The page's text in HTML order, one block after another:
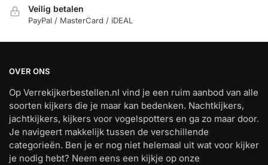
Veilig betalen
PayPal / MasterCard / iDEAL
OVER ONS
Op Verrekijkerbestellen.nl vind je een ruim aanbod van alle
soorten kijkers die je maar kan bedenken. Nachtkijkers,
jachtkijkers, kijkers voor vogelspotters en ga zo maar door.
Je navigeert makkelijk tussen de verschillende
categorieën. Ben je er nog niet helemaal uit wat voor kijker
je nodig hebt? Neem eens een kijkje op onze